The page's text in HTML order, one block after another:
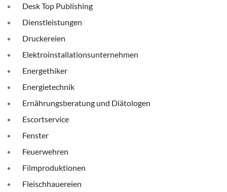
Desk Top Publishing
Dienstleistungen
Druckereien
Elektroinstallationsunternehmen
Energethiker
Energietechnik
Ernährungsberatung und Diätologen
Escortservice
Fenster
Feuerwehren
Filmproduktionen
Fleischhauereien